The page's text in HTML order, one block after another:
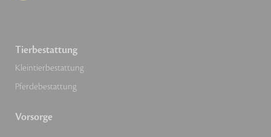
Tierbestattung
Kleintierbestattung
Pferdebestattung
Vorsorge